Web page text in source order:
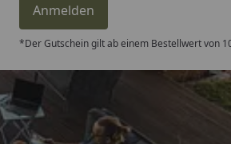
Anmelden
*Der Gutschein gilt ab einem Bestellwert von
Trusted Shops